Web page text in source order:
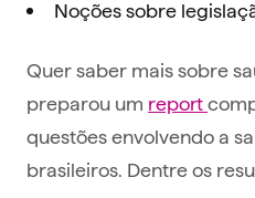
Noções sobre
Quer saber mais sobre
preparou um report
questões envolvendo a
brasileiros. Dentre os